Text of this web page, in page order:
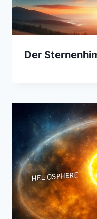
Der